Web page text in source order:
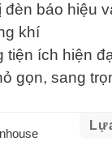
đèn báo hiệu
khí
tiện ích hiện
gọn, sang